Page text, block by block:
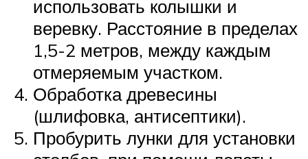
использовать колышки и
веревку. Расстояние в пределах
1,5-2 метров, между каждым
отмеряемым участком.
Обработка древесины
(шлифовка, антисептики).
Пробурить лунки для установки